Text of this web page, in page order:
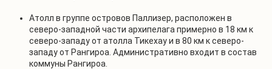
Атолл в группе островов Паллизер, расположен в
северо-западной части архипелага примерно в 18 км к
северо-западу от атолла Тикехау и в 80 км к северо-
западу от Рангироа. Административно входит в состав
коммуны Рангироа.